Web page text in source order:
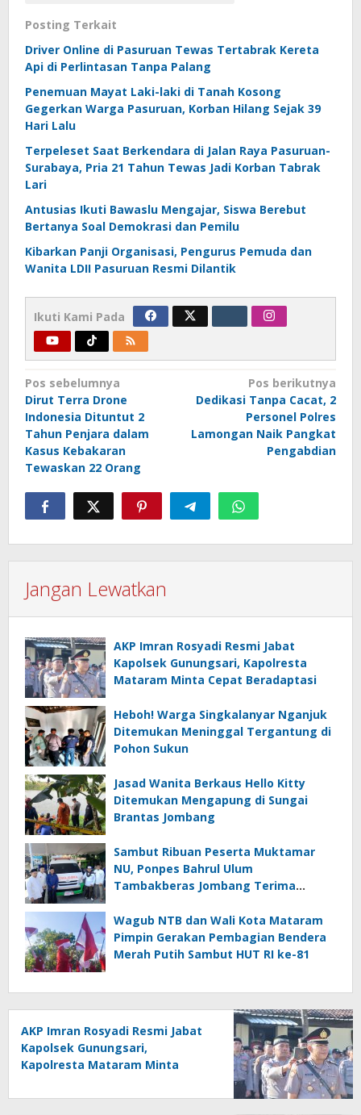
Posting Terkait
Driver Online di Pasuruan Tewas Tertabrak Kereta
Api di Perlintasan Tanpa Palang
Penemuan Mayat Laki-laki di Tanah Kosong
Gegerkan Warga Pasuruan, Korban Hilang Sejak 39
Hari Lalu
Terpeleset Saat Berkendara di Jalan Raya Pasuruan-
Surabaya, Pria 21 Tahun Tewas Jadi Korban Tabrak
Lari
Antusias Ikuti Bawaslu Mengajar, Siswa Berebut
Bertanya Soal Demokrasi dan Pemilu
Kibarkan Panji Organisasi, Pengurus Pemuda dan
Wanita LDII Pasuruan Resmi Dilantik
Ikuti Kami Pada
Navigasi
pos
Pos sebelumnya
Dirut Terra Drone
Indonesia Dituntut 2
Tahun Penjara dalam
Kasus Kebakaran
Tewaskan 22 Orang
Pos berikutnya
Dedikasi Tanpa Cacat, 2
Personel Polres
Lamongan Naik Pangkat
Pengabdian
Jangan Lewatkan
AKP Imran Rosyadi Resmi Jabat
Kapolsek Gunungsari, Kapolresta
Mataram Minta Cepat Beradaptasi
Heboh! Warga Singkalanyar Nganjuk
Ditemukan Meninggal Tergantung di
Pohon Sukun
Jasad Wanita Berkaus Hello Kitty
Ditemukan Mengapung di Sungai
Brantas Jombang
Sambut Ribuan Peserta Muktamar
NU, Ponpes Bahrul Ulum
Tambakberas Jombang Terima
Wagub NTB dan Wali Kota Mataram
Pimpin Gerakan Pembagian Bendera
Merah Putih Sambut HUT RI ke-81
AKP Imran Rosyadi Resmi Jabat
Kapolsek Gunungsari,
Kapolresta Mataram Minta